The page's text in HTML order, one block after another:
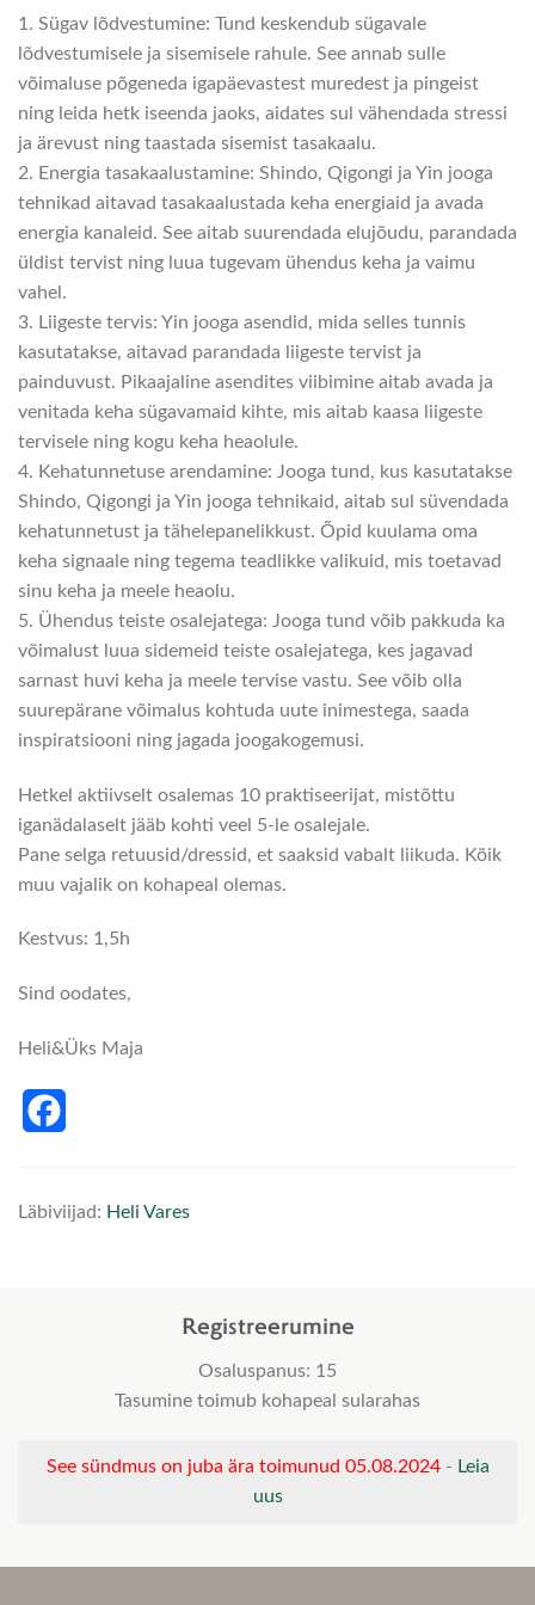
1. Sügav lõdvestumine: Tund keskendub sügavale
lõdvestumisele ja sisemisele rahule. See annab sulle
võimaluse põgeneda igapäevastest muredest ja pingeist
ning leida hetk iseenda jaoks, aidates sul vähendada stressi
ja ärevust ning taastada sisemist tasakaalu.
2. Energia tasakaalustamine: Shindo, Qigongi ja Yin jooga
tehnikad aitavad tasakaalustada keha energiaid ja avada
energia kanaleid. See aitab suurendada elujõudu, parandada
üldist tervist ning luua tugevam ühendus keha ja vaimu
vahel.
3. Liigeste tervis: Yin jooga asendid, mida selles tunnis
kasutatakse, aitavad parandada liigeste tervist ja
painduvust. Pikaajaline asendites viibimine aitab avada ja
venitada keha sügavamaid kihte, mis aitab kaasa liigeste
tervisele ning kogu keha heaolule.
4. Kehatunnetuse arendamine: Jooga tund, kus kasutatakse
Shindo, Qigongi ja Yin jooga tehnikaid, aitab sul süvendada
kehatunnetust ja tähelepanelikkust. Õpid kuulama oma
keha signaale ning tegema teadlikke valikuid, mis toetavad
sinu keha ja meele heaolu.
5. Ühendus teiste osalejatega: Jooga tund võib pakkuda ka
võimalust luua sidemeid teiste osalejatega, kes jagavad
sarnast huvi keha ja meele tervise vastu. See võib olla
suurepärane võimalus kohtuda uute inimestega, saada
inspiratsiooni ning jagada joogakogemusi.
Hetkel aktiivselt osalemas 10 praktiseerijat, mistõttu
iganädalaselt jääb kohti veel 5-le osalejale.
Pane selga retuusid/dressid, et saaksid vabalt liikuda. Kõik
muu vajalik on kohapeal olemas.
Kestvus: 1,5h
Sind oodates,
Heli&Üks Maja
Läbiviijad: Heli Vares
Registreerumine
Osaluspanus: 15
Tasumine toimub kohapeal sularahas
See sündmus on juba ära toimunud 05.08.2024- Leia
uus